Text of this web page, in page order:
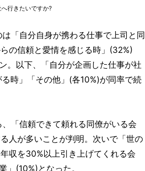
行きたいですか?
「自分自身が携わる仕事で上司と同
の信頼と愛情を感じる時」(32%)
。以下、「自分が企画した仕事が社
時」「その他」(各10%)が同率で続
「信頼できて頼れる同僚がいる会
人が多いことが判明。次いで「世の
収を30%以上引き上げてくれる会
」(10%)となった。